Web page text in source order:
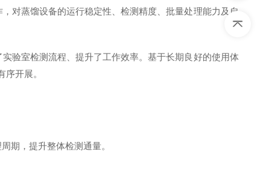
对蒸馏设备的运行稳定性、检测精度、批量处理能力及自
验室检测流程、提升了工作效率。基于长期良好的使用体
开展。
期，提升整体检测通量。